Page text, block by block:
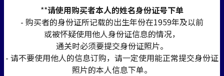
**请使用购买者本人的姓名身份证号下单
- 购买者的身份证所记载的出生年份在1959年及以前
或被怀疑使用他人身份证信息的情况，
通关时必须要提交身份证照片。
- 请不要使用他人的信息订购，请一定使用能正常提交身份证
照片的本人信息下单。